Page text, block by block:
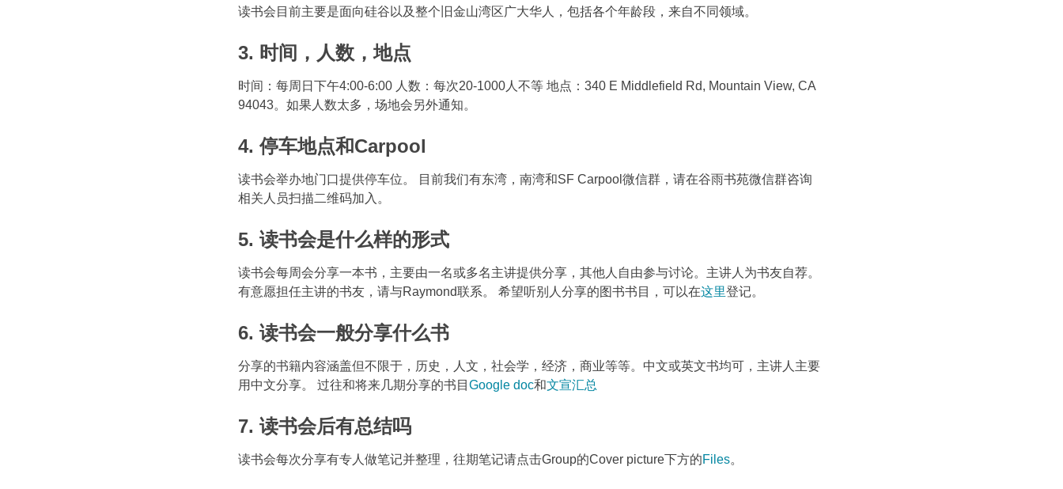
读书会目前主要是面向硅谷以及整个旧金山湾区广大华人，包括各个年龄段，来自不同领域。
3. 时间，人数，地点
时间：每周日下午4:00-6:00 人数：每次20-1000人不等 地点：340 E Middlefield Rd, Mountain View, CA
94043。如果人数太多，场地会另外通知。
4. 停车地点和Carpool
读书会举办地门口提供停车位。 目前我们有东湾，南湾和SF Carpool微信群，请在谷雨书苑微信群咨询
相关人员扫描二维码加入。
5. 读书会是什么样的形式
读书会每周会分享一本书，主要由一名或多名主讲提供分享，其他人自由参与讨论。主讲人为书友自荐。
有意愿担任主讲的书友，请与Raymond联系。 希望听别人分享的图书书目，可以在这里登记。
6. 读书会一般分享什么书
分享的书籍内容涵盖但不限于，历史，人文，社会学，经济，商业等等。中文或英文书均可，主讲人主要
用中文分享。 过往和将来几期分享的书目Google doc和文宣汇总
7. 读书会后有总结吗
读书会每次分享有专人做笔记并整理，往期笔记请点击Group的Cover picture下方的Files。